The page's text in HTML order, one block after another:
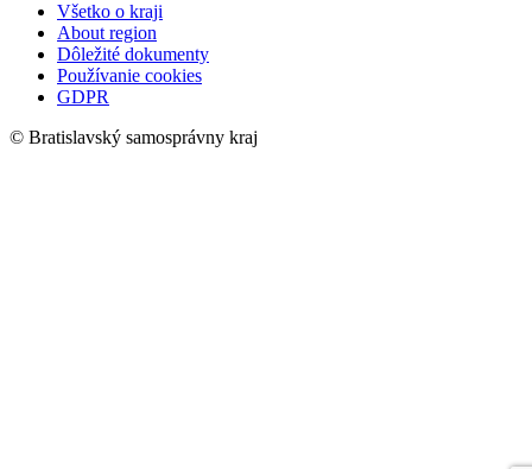
Všetko o kraji
About region
Dôležité dokumenty
Používanie cookies
GDPR
© Bratislavský samosprávny kraj